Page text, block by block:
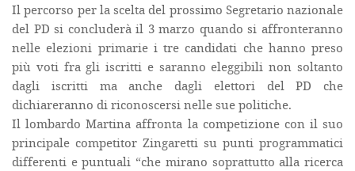
Il percorso per la scelta del prossimo Segretario nazionale
del PD si concluderà il 3 marzo quando si affronteranno
nelle elezioni primarie i tre candidati che hanno preso
più voti fra gli iscritti e saranno eleggibili non soltanto
dagli iscritti ma anche dagli elettori del PD che
dichiareranno di riconoscersi nelle sue politiche.
Il lombardo Martina affronta la competizione con il suo
principale competitor Zingaretti su punti programmatici
differenti e puntuali “che mirano soprattutto alla ricerca